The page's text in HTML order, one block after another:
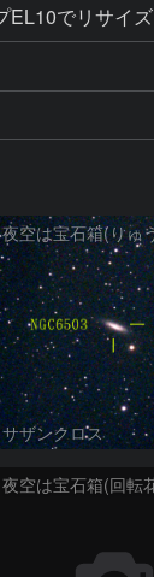
EL10でリサイズ
サザンクロス